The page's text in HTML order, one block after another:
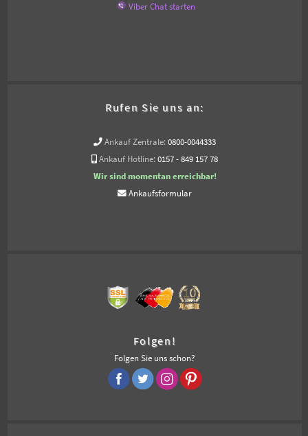
Viber Chat starten
Rufen Sie uns an:
Ankauf Zentrale: 0800-0044333
Ankauf Hotline: 0157 - 849 157 78
Wir sind momentan erreichbar!
Ankaufsformular
Folgen!
Folgen Sie uns schon?